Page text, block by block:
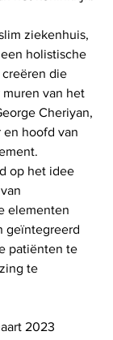
ziekenhuis,
​​holistische
die
van het
Cheriyan,
hoofd van
op het idee
elementen
geïntegreerd
patiënten te
te
2023